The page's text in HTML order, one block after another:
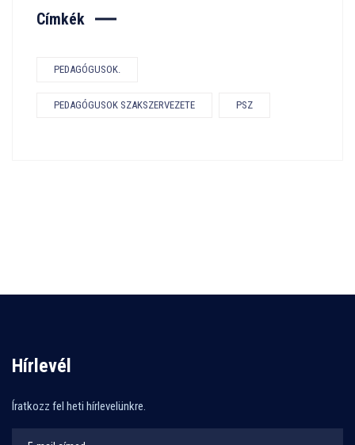
Címkék
PEDAGÓGUSOK.
PEDAGÓGUSOK SZAKSZERVEZETE PSZ
Hírlevél
Íratkozz fel heti hírlevelünkre.